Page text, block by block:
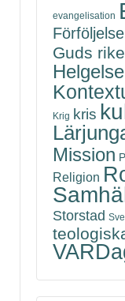
evangelisation
Förföljelse
Guds rike
Helgelse
Krig kris
Mission
Religion
Storstad